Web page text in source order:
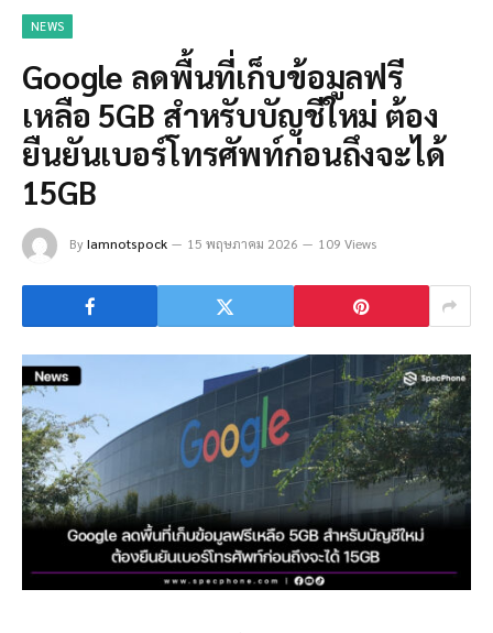
NEWS
Google ลดพื้นที่เก็บข้อมูลฟรี
เหลือ 5GB สำหรับบัญชีใหม่ ต้อง
ยืนยันเบอร์โทรศัพท์ก่อนถึงจะได้
15GB
ByIamnotspock 15 พฤษภาคม 2026 109 Views